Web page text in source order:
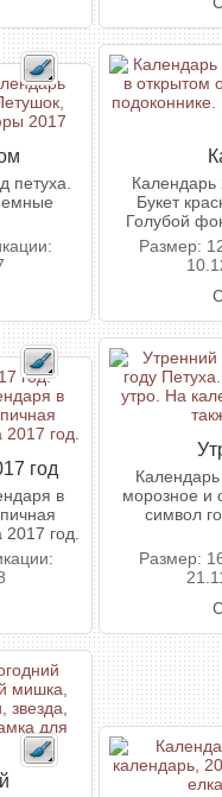
петуха.
Календарь
Букет
Голубой
Размер:
год
в
год.
морозное и
символ
Размер: